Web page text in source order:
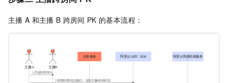
主播 A 和主播 B 跨房间 PK 的基本流程：